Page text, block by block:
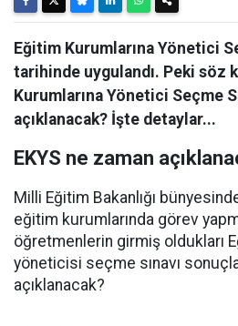
Eğitim Kurumlarına Yönetici
tarihinde uygulandı. Peki söz
Kurumlarına Yönetici Seçme
açıklanacak? İşte detaylar...
EKYS ne zaman
Milli Eğitim Bakanlığı
eğitim kurumlarında görev
öğretmenlerin girmiş oldukları
yöneticisi seçme sınavı
açıklanacak?